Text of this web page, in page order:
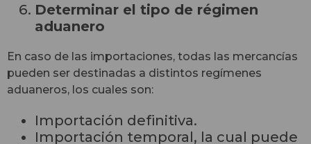
Determinar el tipo de régimen
aduanero
En caso de las importaciones, todas las mercancías
pueden ser destinadas a distintos regímenes
aduaneros, los cuales son:
Importación definitiva.
Importación temporal, la cual puede